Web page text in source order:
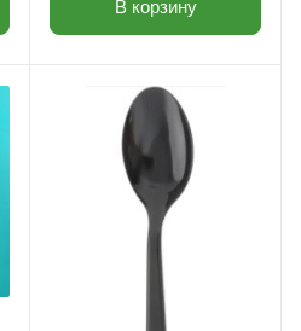
В корзину